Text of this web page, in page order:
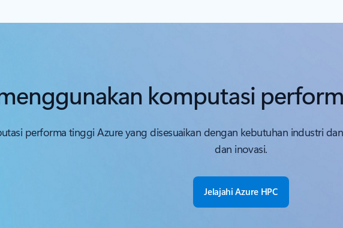
komputasi
performa tinggi Azure yang disesuaikan dengan kebutuhan industri
dan inovasi.
Jelajahi Azure HPC